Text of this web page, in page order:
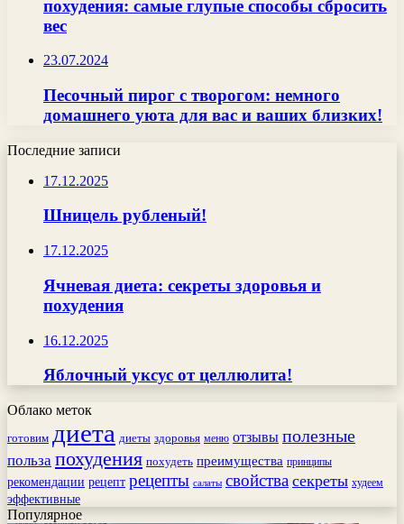
похудения: самые глупые способы сбросить
вес
23.07.2024
Песочный пирог с творогом: немного
домашнего уюта для вас и ваших близких!
Последние записи
17.12.2025
Шницель рубленый!
17.12.2025
Ячневая диета: секреты здоровья и
похудения
16.12.2025
Яблочный уксус от целлюлита!
Облако меток
готовим диета диеты здоровья меню отзывы полезные
польза похудения похудеть преимущества принципы
рекомендации рецепт рецепты салаты свойства секреты худеем
эффективные
Популярное